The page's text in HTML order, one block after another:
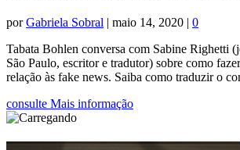
porGabriela Sobral | maio 14, 2020 | 0
Tabata Bohlen conversa com Sabine Righetti
São Paulo, escritor e tradutor) sobre como
relação às fake news. Saiba como traduzir o
consulte Mais informação